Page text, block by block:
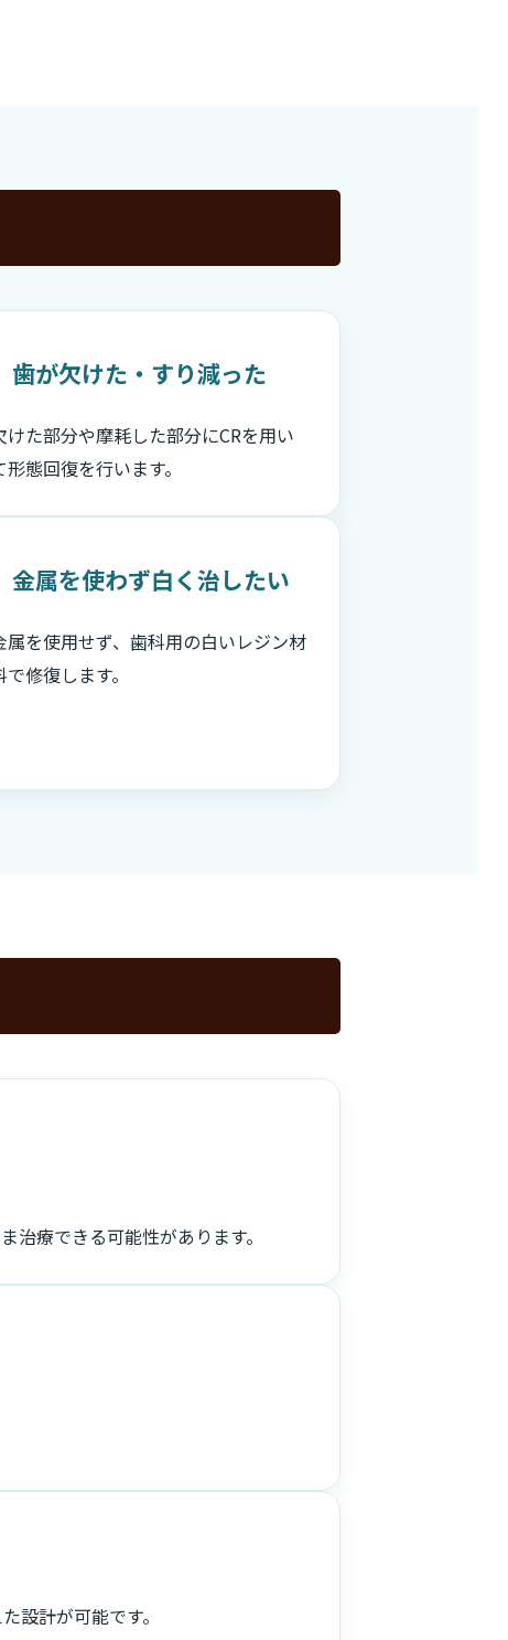
歯が欠けた・すり減った
けた部分や摩耗した部分にCRを用い
形態回復を行います。
金属を使わず白く治したい
属を使用せず、歯科用の白いレジン材
で修復します。
療できる可能性があります。
設計が可能です。